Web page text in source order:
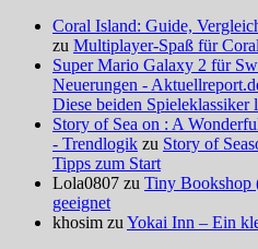
Coral Island: Guide,
zu Multiplayer-Spaß für
Super Mario Galaxy 2 für
Neuerungen -
Diese beiden
Story of Sea on : A
- Trendlogik zu Story of
Tipps zum Start
Lola0807 zu Tiny Bookshop
geeignet
khosim zu Yokai Inn – Ein